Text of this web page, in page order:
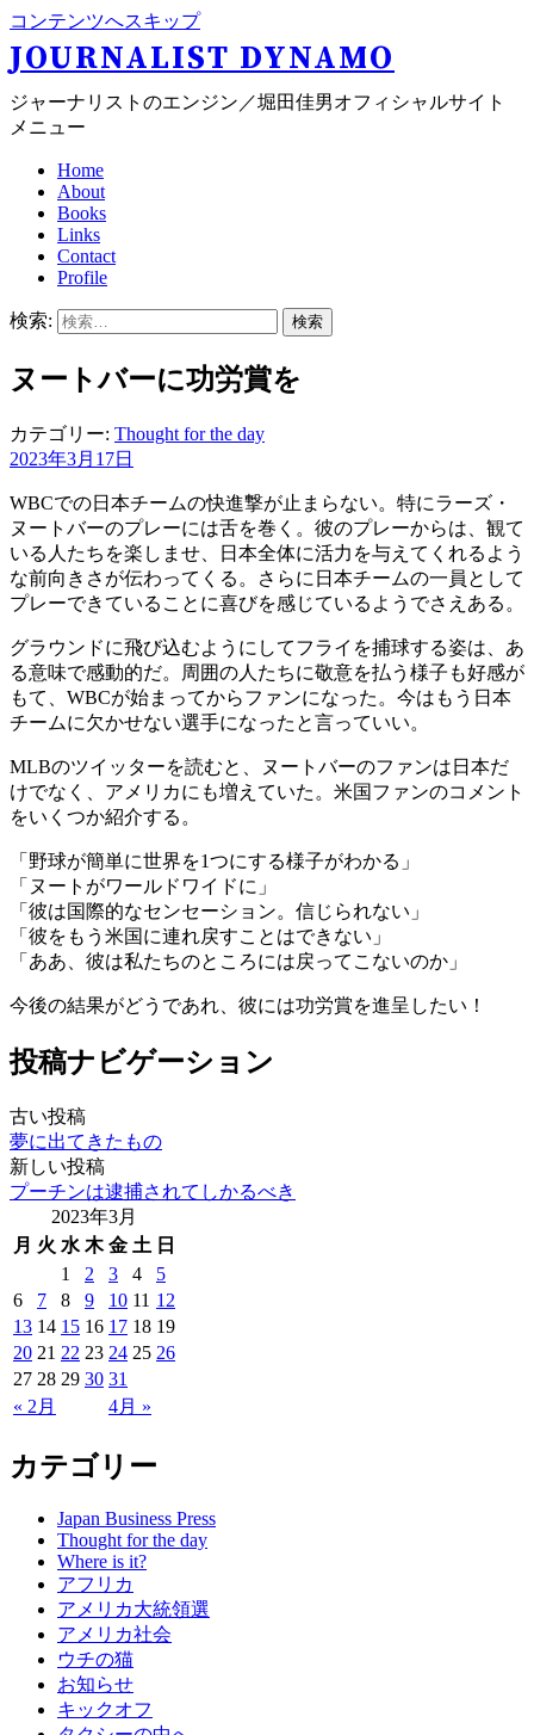
コンテンツへスキップ
JOURNALIST DYNAMO
ジャーナリストのエンジン／堀田佳男オフィシャルサイト
メニュー
Home
About
Books
Links
Contact
Profile
検索:
ヌートバーに功労賞を
カテゴリー: Thought for the day
2023年3月17日
WBCでの日本チームの快進撃が止まらない。特にラーズ・
ヌートバーのプレーには舌を巻く。彼のプレーからは、観て
いる人たちを楽しませ、日本全体に活力を与えてくれるよう
な前向きさが伝わってくる。さらに日本チームの一員として
プレーできていることに喜びを感じているようでさえある。
グラウンドに飛び込むようにしてフライを捕球する姿は、あ
る意味で感動的だ。周囲の人たちに敬意を払う様子も好感が
もて、WBCが始まってからファンになった。今はもう日本
チームに欠かせない選手になったと言っていい。
MLBのツイッターを読むと、ヌートバーのファンは日本だ
けでなく、アメリカにも増えていた。米国ファンのコメント
をいくつか紹介する。
「野球が簡単に世界を1つにする様子がわかる」
「ヌートがワールドワイドに」
「彼は国際的なセンセーション。信じられない」
「彼をもう米国に連れ戻すことはできない」
「ああ、彼は私たちのところには戻ってこないのか」
今後の結果がどうであれ、彼には功労賞を進呈したい！
投稿ナビゲーション
古い投稿
夢に出てきたもの
新しい投稿
プーチンは逮捕されてしかるべき
2023年3月
月 火 水 木 金 土 日
« 2月 4月 »
1 2 3 4
5
6
7 8 9 10 11 12
13 14 15 16 17 18 19
20 21 22 23 24 25 26
27 28 29 30 31
カテゴリー
Japan Business Press
Thought for the day
Where is it?
アフリカ
アメリカ大統領選
アメリカ社会
ウチの猫
お知らせ
キックオフ